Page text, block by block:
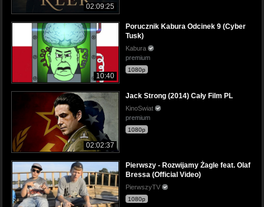
02:09:25
10:40
Porucznik Kabura Odcinek 9 (Cyber
Tusk)
Kabura
premium
1080p
02:02:37
Jack Strong (2014) Cały Film PL
KinoSwiat
premium
1080p
Pierwszy - Rozwijamy Żagle feat. Olaf
Bressa (Official Video)
PierwszyTV
1080p